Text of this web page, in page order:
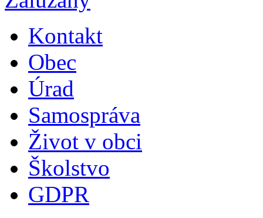
Kontakt
Obec
Úrad
Samospráva
Život v obci
Školstvo
GDPR